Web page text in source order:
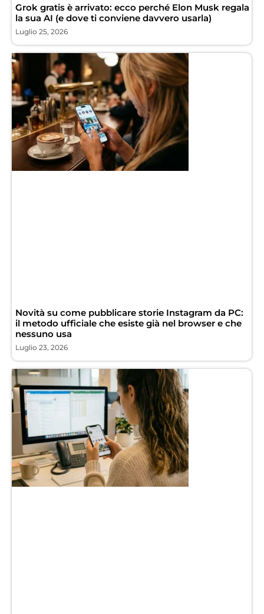
Grok gratis è arrivato: ecco perché Elon Musk regala
la sua AI (e dove ti conviene davvero usarla)
Luglio 25, 2026
Novità su come pubblicare storie Instagram da PC:
il metodo ufficiale che esiste già nel browser e che
nessuno usa
Luglio 23, 2026